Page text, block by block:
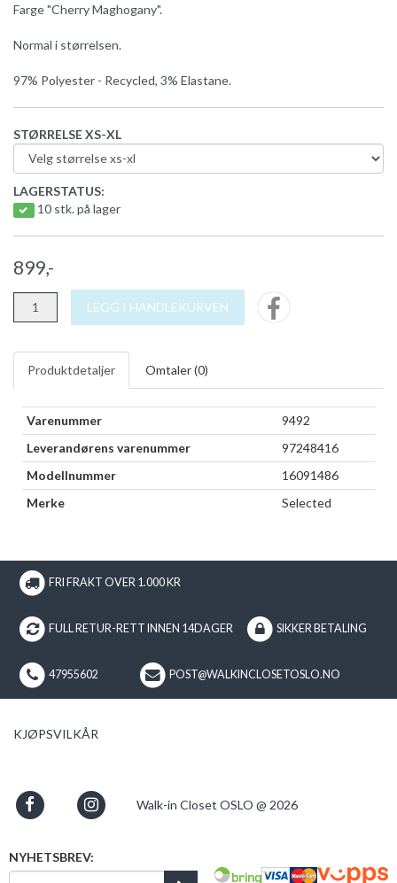
Farge "Cherry Maghogany".
Normal i størrelsen.
97% Polyester - Recycled, 3% Elastane.
STØRRELSE XS-XL
LAGERSTATUS:
10 stk. på lager
899,-
LEGG I HANDLEKURVEN
Produktdetaljer Omtaler (0)
Varenummer
9492
Leverandørens varenummer
97248416
Modellnummer
16091486
Merke
Selected
FRI FRAKT OVER 1.000 KR
FULL RETUR-RETT INNEN 14DAGER SIKKER BETALING
47955602 POST@WALKINCLOSETOSLO.NO
KJØPSVILKÅR
Walk-in Closet OSLO @ 2026
NYHETSBREV: